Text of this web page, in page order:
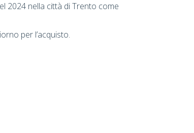
2024 nella città di Trento come
per l’acquisto.